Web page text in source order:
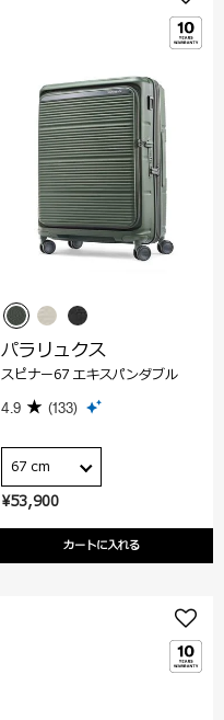
¥53,900
カートに入れる
パラリュクス
スピナー67 エキスパンダブル
4.9 (133)
67 cm